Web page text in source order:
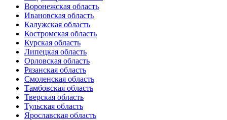
Воронежская область
Ивановская область
Калужская область
Костромская область
Курская область
Липецкая область
Орловская область
Рязанская область
Смоленская область
Тамбовская область
Тверская область
Тульская область
Ярославская область